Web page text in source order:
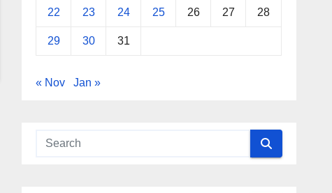
22 23 24 25 26 27 28
29 30 31
« Nov Jan »